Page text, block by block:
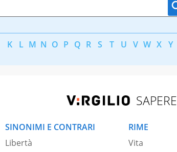
K L M N O P Q R S T U V W X Y
SAPERE
SINONIMI E CONTRARI
Libertà
RIME
Vita